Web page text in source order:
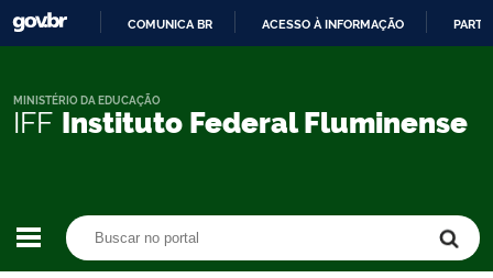
CONTEÚDO
COMUNICA BR ACESSO À INFORMAÇÃO
IFF Instituto Federal Fluminense
MINISTÉRIO DA EDUCAÇÃO